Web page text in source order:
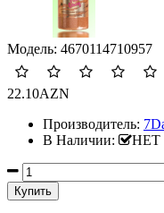
Модель: 4670114710957
22.10AZN
Производитель:
В Наличии:
НЕТ